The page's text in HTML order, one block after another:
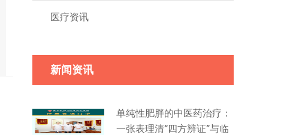
医疗资讯
新闻资讯
单纯性肥胖的中医药治疗：
一张表理清“四方辨证”与临